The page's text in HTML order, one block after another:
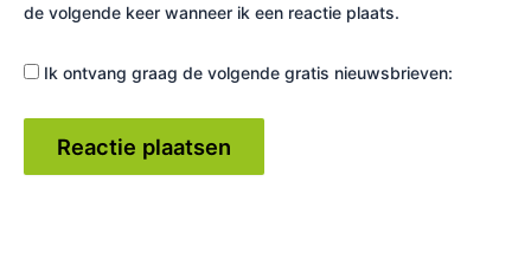
de volgende keer wanneer ik een reactie plaats.
Ik ontvang graag de volgende gratis nieuwsbrieven: